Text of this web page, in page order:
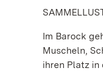
Im Barock
Muscheln,
ihren Platz